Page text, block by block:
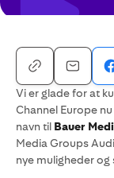
Vi er glade for at
Channel Europe
navn til Bauer
Media Groups
nye muligheder